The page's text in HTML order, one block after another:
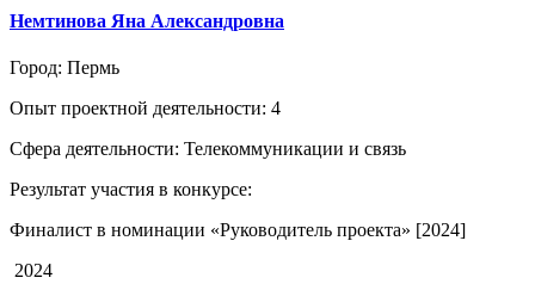
Немтинова Яна Александровна
Город: Пермь
Опыт проектной деятельности: 4
Сфера деятельности: Телекоммуникации и связь
Результат участия в конкурсе:
Финалист в номинации «Руководитель проекта» [2024]
2024